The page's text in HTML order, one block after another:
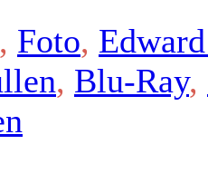
, Foto,
, Blu-Ray,